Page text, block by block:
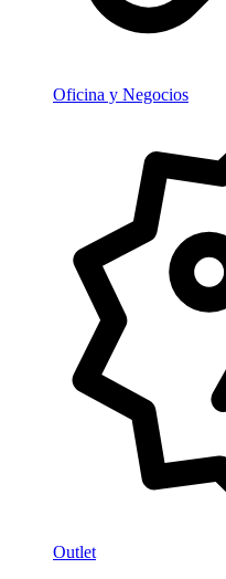
Oficina y Negocios
Outlet